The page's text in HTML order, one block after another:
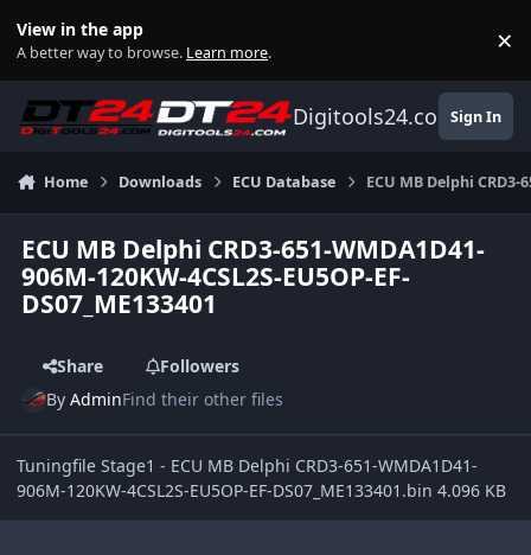
View in the app
A better way to browse. Learn more. ×
Digitools24.comSign In
Home Downloads ECU Database ECU MB Delphi CRD3-
ECU MB Delphi CRD3-651-WMDA1D41-
906M-120KW-4CSL2S-EU5OP-EF-
DS07_ME133401
Share
Followers
ByAdminFind their other files
Tuningfile Stage1 - ECU MB Delphi CRD3-651-WMDA1D41-
906M-120KW-4CSL2S-EU5OP-EF-DS07_ME133401.bin 4.096 KB